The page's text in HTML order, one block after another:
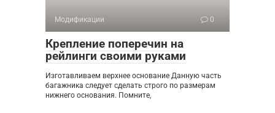
Модификации 0
Крепление поперечин на
рейлинги своими руками
Изготавливаем верхнее основание Данную часть
багажника следует сделать строго по размерам
нижнего основания. Помните,